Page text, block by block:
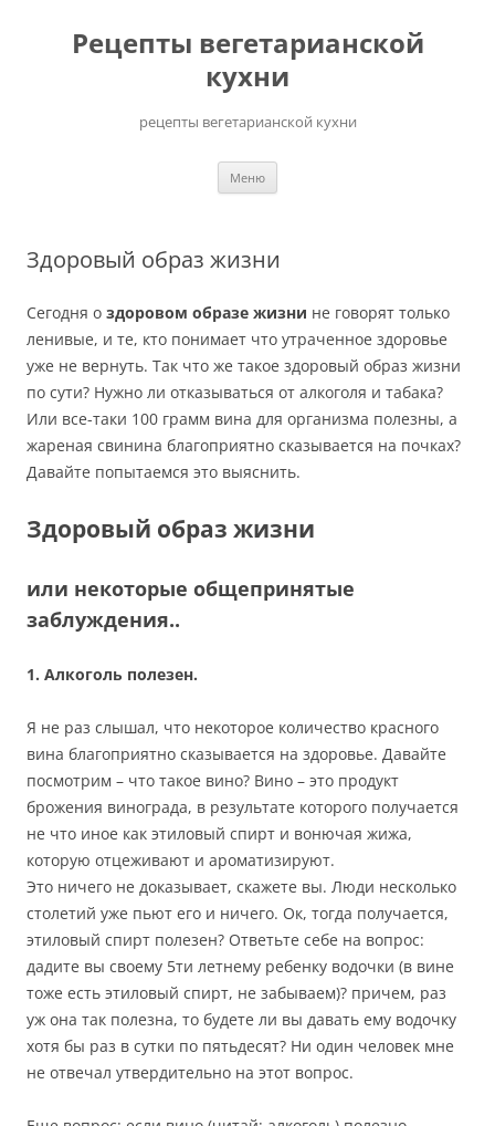
Рецепты вегетарианской
кухни
рецепты вегетарианской кухни
Меню
Здоровый образ жизни
Сегодня о здоровом образе жизни не говорят только
ленивые, и те, кто понимает что утраченное здоровье
уже не вернуть. Так что же такое здоровый образ жизни
по сути? Нужно ли отказываться от алкоголя и табака?
Или все-таки 100 грамм вина для организма полезны, а
жареная свинина благоприятно сказывается на почках?
Давайте попытаемся это выяснить.
Здоровый образ жизни
или некоторые общепринятые
заблуждения..
1. Алкоголь полезен.
Я не раз слышал, что некоторое количество красного
вина благоприятно сказывается на здоровье. Давайте
посмотрим – что такое вино? Вино – это продукт
брожения винограда, в результате которого получается
не что иное как этиловый спирт и вонючая жижа,
которую отцеживают и ароматизируют.
Это ничего не доказывает, скажете вы. Люди несколько
столетий уже пьют его и ничего. Ок, тогда получается,
этиловый спирт полезен? Ответьте себе на вопрос:
дадите вы своему 5ти летнему ребенку водочки (в вине
тоже есть этиловый спирт, не забываем)? причем, раз
уж она так полезна, то будете ли вы давать ему водочку
хотя бы раз в сутки по пятьдесят? Ни один человек мне
не отвечал утвердительно на этот вопрос.